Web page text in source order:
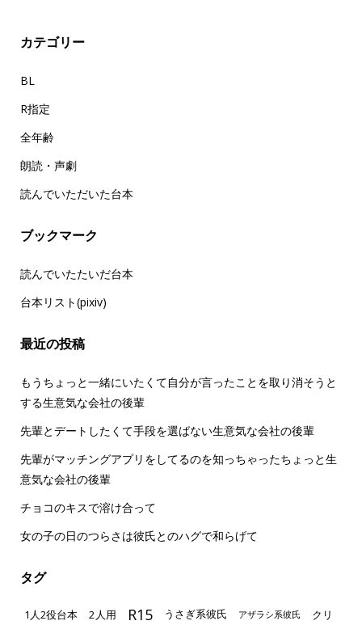
カテゴリー
BL
R指定
全年齢
朗読・声劇
読んでいただいた台本
ブックマーク
読んでいたたいだ台本
台本リスト(pixiv)
最近の投稿
もうちょっと一緒にいたくて自分が言ったことを取り消そうと
する生意気な会社の後輩
先輩とデートしたくて手段を選ばない生意気な会社の後輩
先輩がマッチングアプリをしてるのを知っちゃったちょっと生
意気な会社の後輩
チョコのキスで溶け合って
女の子の日のつらさは彼氏とのハグで和らげて
タグ
1人2役台本 2人用 R15 うさぎ系彼氏 アザラシ系彼氏 クリ